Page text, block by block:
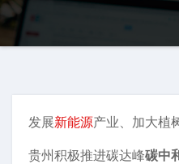
发展新能源产业、加大植
贵州积极推进碳达峰碳中